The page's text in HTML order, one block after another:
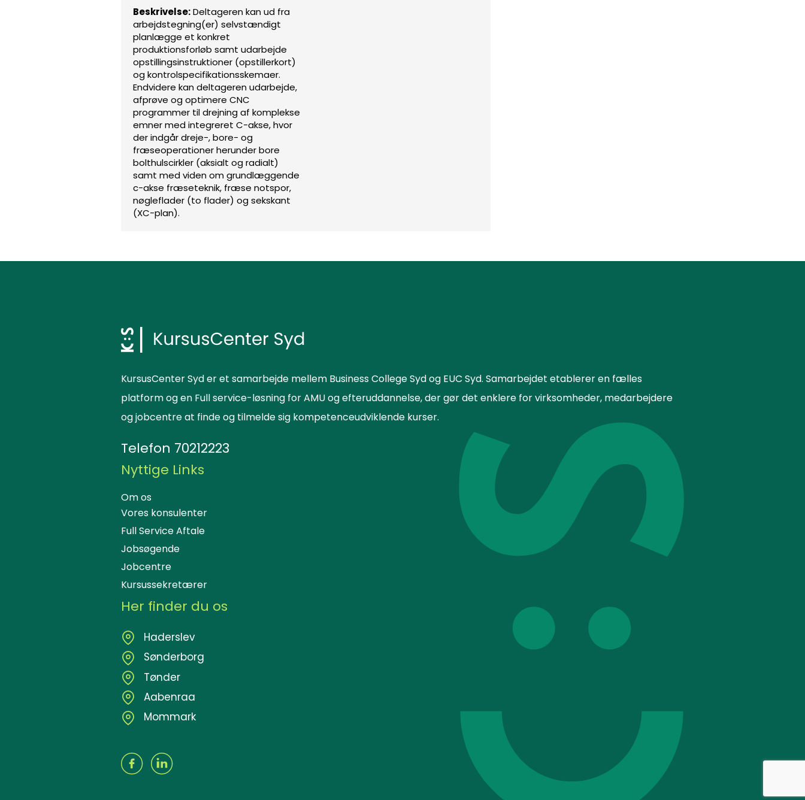
Beskrivelse:Deltageren kan ud fra
arbejdstegning(er) selvstændigt
planlægge et konkret
produktionsforløb samt udarbejde
opstillingsinstruktioner (opstillerkort)
og kontrolspecifikationsskemaer.
Endvidere kan deltageren udarbejde,
afprøve og optimere CNC
programmer til drejning af komplekse
emner med integreret C-akse, hvor
der indgår dreje-, bore- og
fræseoperationer herunder bore
bolthulscirkler (aksialt og radialt)
samt med viden om grundlæggende
c-akse fræseteknik, fræse notspor,
nøgleflader (to flader) og sekskant
(XC-plan).
KursusCenter Syd er et samarbejde mellem Business College Syd og EUC Syd. Samarbejdet etablerer en fælles
platform og en Full service-løsning for AMU og efteruddannelse, der gør det enklere for virksomheder, medarbejdere
og jobcentre at finde og tilmelde sig kompetenceudviklende kurser.
Telefon 70212223
Nyttige Links
Om os
Vores konsulenter
Full Service Aftale
Jobsøgende
Jobcentre
Kursussekretærer
Her finder du os
Haderslev
Sønderborg
Tønder
Aabenraa
Mommark